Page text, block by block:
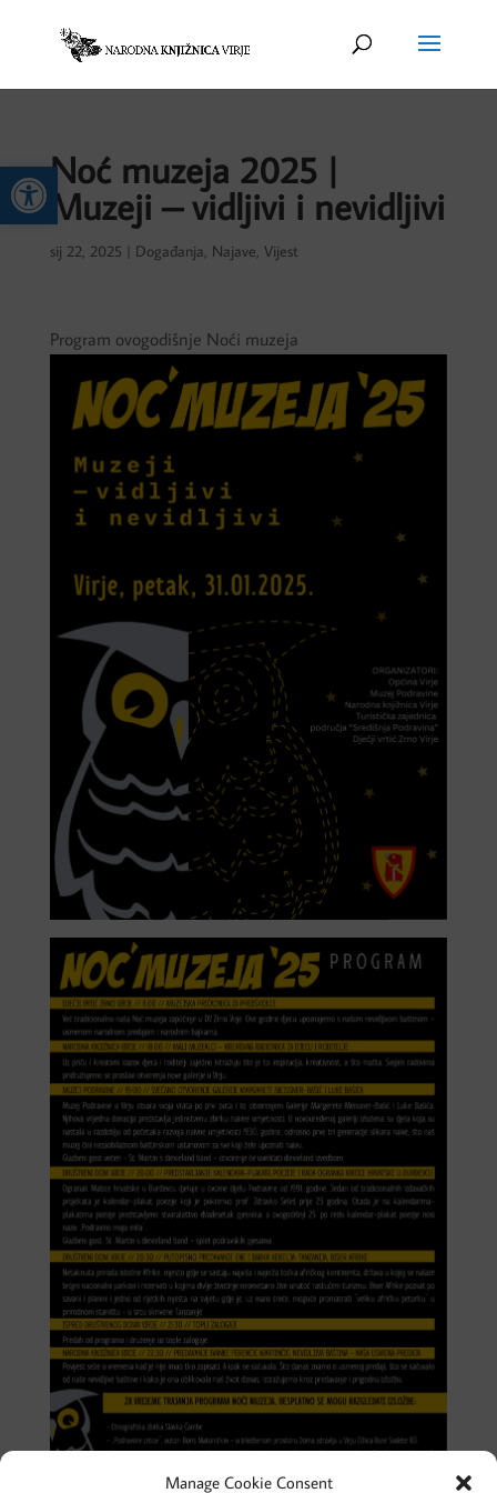
Open toolbar
Manage Cookie Consent
Noć muzeja 2025 |
Muzeji – vidljivi i nevidljivi
sij 22, 2025 Događanja, Najave, Vijest
Program ovogodišnje Noći muzeja